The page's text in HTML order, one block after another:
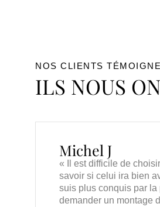
NOS CLIENTS
ILS NOUS
Michel J
« Il est difficile de
savoir si celui ira bien
suis plus conquis par
demander un montage